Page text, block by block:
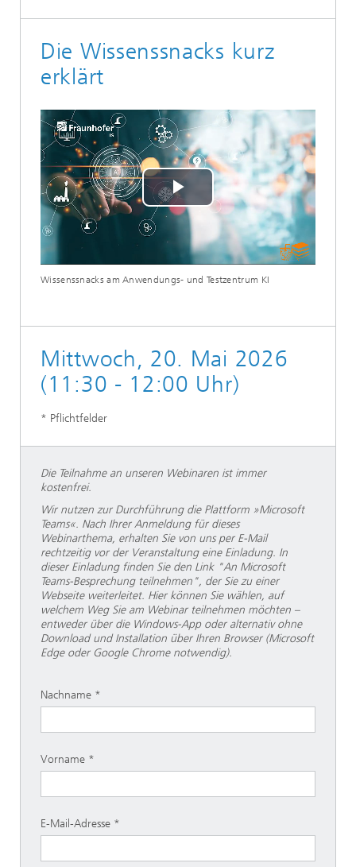
Die Wissenssnacks kurz
erklärt
Play
Video
Wissenssnacks am Anwendungs- und Testzentrum KI
Mittwoch, 20. Mai 2026
(11:30 - 12:00 Uhr)
* Pflichtfelder
Die Teilnahme an unseren Webinaren ist immer
kostenfrei.
Wir nutzen zur Durchführung die Plattform »Microsoft
Teams«. Nach Ihrer Anmeldung für dieses
Webinarthema, erhalten Sie von uns per E-Mail
rechtzeitig vor der Veranstaltung eine Einladung. In
dieser Einladung finden Sie den Link "An Microsoft
Teams-Besprechung teilnehmen", der Sie zu einer
Webseite weiterleitet. Hier können Sie wählen, auf
welchem Weg Sie am Webinar teilnehmen möchten –
entweder über die Windows-App oder alternativ ohne
Download und Installation über Ihren Browser (Microsoft
Edge oder Google Chrome notwendig).
Nachname
Vorname
E-Mail-Adresse